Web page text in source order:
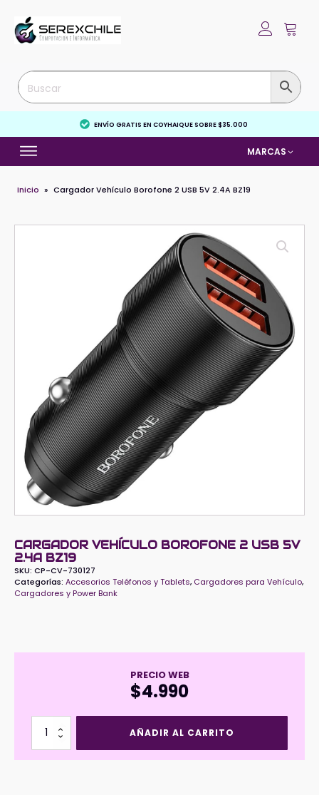
ENVÍO GRATIS EN COYHAIQUE SOBRE $35.000
MARCAS
Inicio » Cargador Vehículo Borofone 2 USB 5V 2.4A BZ19
CARGADOR VEHÍCULO BOROFONE 2 USB 5V
2.4A BZ19
SKU: CP-CV-730127
Categorías: Accesorios Teléfonos y Tablets, Cargadores para Vehículo,
Cargadores y Power Bank
PRECIO WEB
$4.990
Cargador
Vehículo
Borofone
AÑADIR AL CARRITO